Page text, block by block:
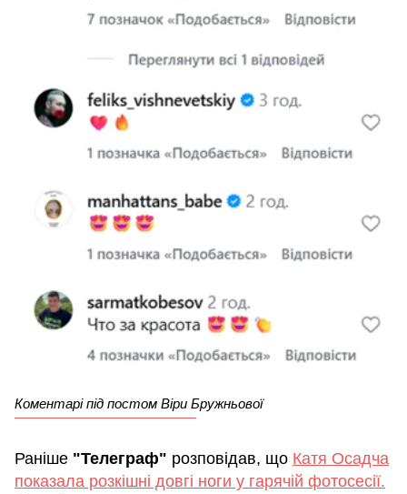
Коментарі під постом Віри Бружньової
Раніше "Телеграф" розповідав, що Катя Осадча
показала розкішні довгі ноги у гарячій фотосесії.